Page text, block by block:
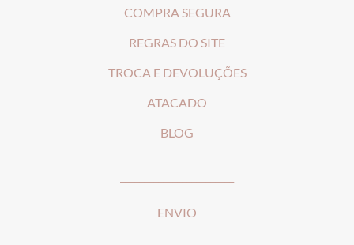
COMPRA SEGURA
REGRAS DO SITE
TROCA E DEVOLUÇÕES
ATACADO
BLOG
ENVIO